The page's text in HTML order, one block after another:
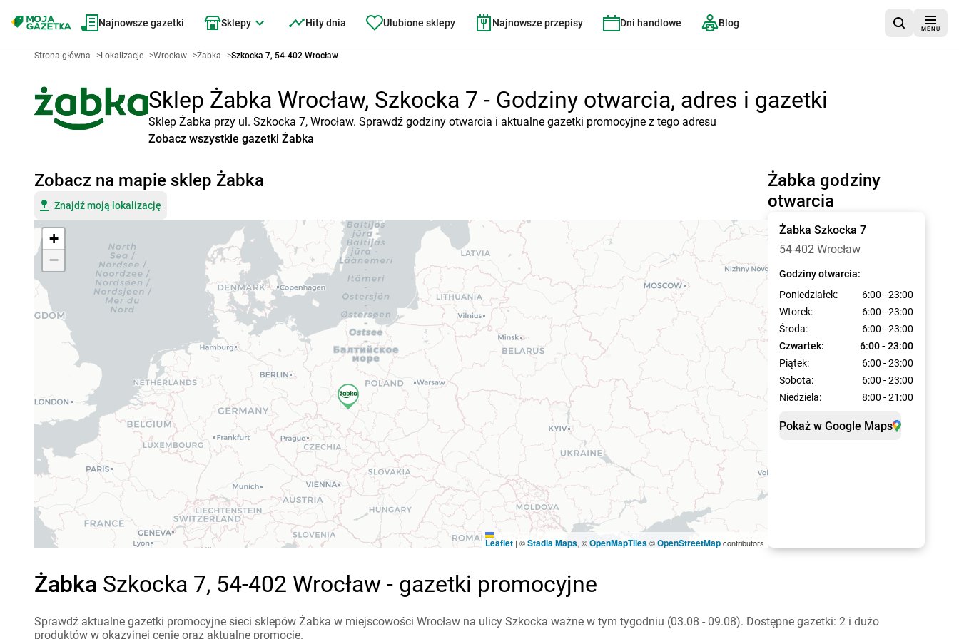
Najnowsze gazetki Sklepy Hity dnia Ulubione sklepy Najnowsze przepisy Dni handlowe Blog
MENU
Strona główna >Lokalizacje >Wrocław >Żabka >Szkocka 7, 54-402 Wrocław
Sklep Żabka Wrocław, Szkocka 7 - Godziny otwarcia, adres i gazetki
Sklep Żabka przy ul. Szkocka 7, Wrocław. Sprawdź godziny otwarcia i aktualne gazetki promocyjne z tego adresu
Zobacz wszystkie gazetki Żabka
Żabka godziny
otwarcia
Żabka Szkocka 7
54-402 Wrocław
Godziny otwarcia:
Poniedziałek:
6:00 - 23:00
Wtorek:
6:00 - 23:00
Środa:
6:00 - 23:00
Czwartek:
6:00 - 23:00
Piątek:
6:00 - 23:00
Sobota:
6:00 - 23:00
Niedziela:
8:00 - 21:00
Pokaż w Google Maps
Zobacz na mapie sklep Żabka
Znajdź moją lokalizację
+
−
Leaflet | ©Stadia Maps, ©OpenMapTiles©OpenStreetMapcontributors
Żabka Szkocka 7, 54-402 Wrocław - gazetki promocyjne
Sprawdź aktualne gazetki promocyjne sieci sklepów Żabka w miejscowości Wrocław na ulicy Szkocka ważne w tym tygodniu (03.08 - 09.08). Dostępne gazetki: 2 i dużo
produktów w okazyjnej cenie oraz aktualne promocje.